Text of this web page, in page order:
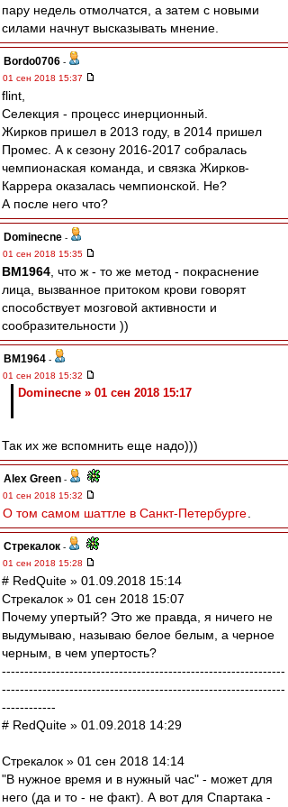
пару недель отмолчатся, а затем с новыми
силами начнут высказывать мнение.
Bordo0706 -
01 сен 2018 15:37
flint,
Селекция - процесс инерционный.
Жирков пришел в 2013 году, в 2014 пришел
Промес. А к сезону 2016-2017 собралась
чемпионаская команда, и связка Жирков-
Каррера оказалась чемпионской. Не?
А после него что?
Dominecne -
01 сен 2018 15:35
BM1964 , что ж - то же метод - покраснение
лица, вызванное притоком крови говорят
способствует мозговой активности и
сообразительности ))
BM1964 -
01 сен 2018 15:32
Dominecne » 01 сен 2018 15:17
Так их же вспомнить еще надо)))
Alex Green -
01 сен 2018 15:32
О том самом шаттле в Санкт-Петербурге
Стрекалок -
01 сен 2018 15:28
# RedQuite » 01.09.2018 15:14
Стрекалок » 01 сен 2018 15:07
Почему упертый? Это же правда, я ничего не
выдумываю, называю белое белым, а черное
черным, в чем упертость?
---------------------------------------------------------------
---------------------------------------------------------------
------------
# RedQuite » 01.09.2018 14:29
Стрекалок » 01 сен 2018 14:14
"В нужное время и в нужный час" - может для
него (да и то - не факт). А вот для Спартака -